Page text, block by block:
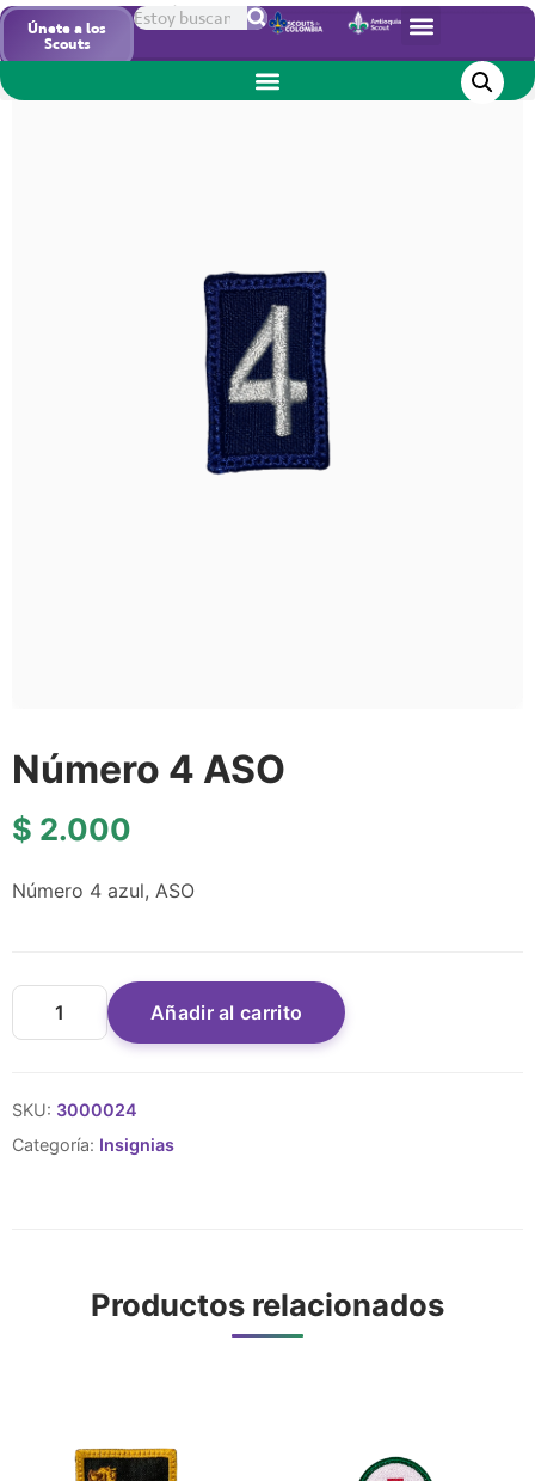
Únete a los
Scouts
Inicio/Insignias/ Número 4 ASO
Número 4 ASO
$ 2.000
Número 4 azul, ASO
Añadir al carrito
SKU: 3000024
Categoría: Insignias
Productos relacionados